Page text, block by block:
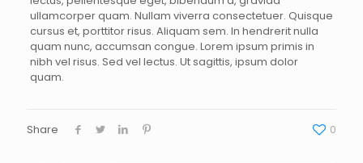
ullamcorper quam. Nullam viverra consectetuer. Quisque
cursus et, porttitor risus. Aliquam sem. In hendrerit nulla
quam nunc, accumsan congue. Lorem ipsum primis in
nibh vel risus. Sed vel lectus. Ut sagittis, ipsum dolor
quam.
Share 0